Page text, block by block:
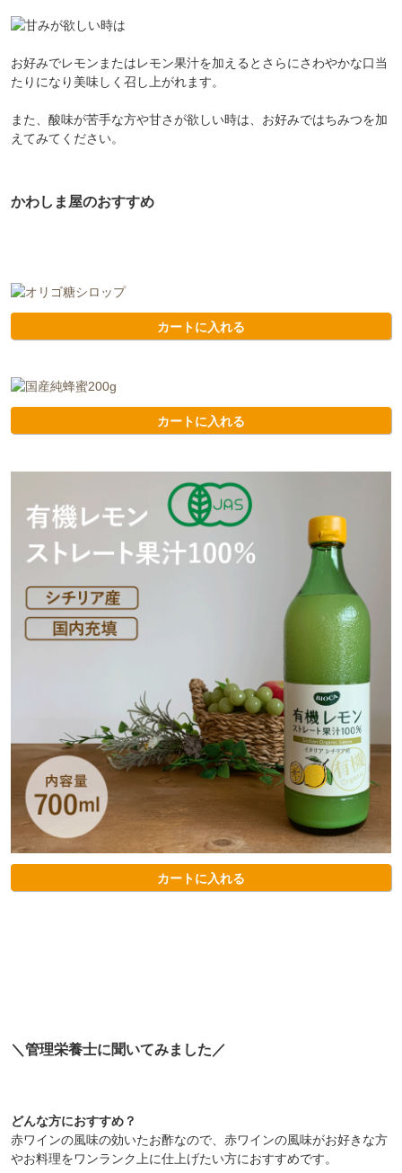
お好みでレモンまたはレモン果汁を加えるとさらにさわやかな口当
たりになり美味しく召し上がれます。
また、酸味が苦手な方や甘さが欲しい時は、お好みではちみつを加
えてみてください。
かわしま屋のおすすめ
カートに入れる
カートに入れる
カートに入れる
＼管理栄養士に聞いてみました／
どんな方におすすめ？
赤ワインの風味の効いたお酢なので、赤ワインの風味がお好きな方
やお料理をワンランク上に仕上げたい方におすすめです。
今すぐ使える
ご用意しました🎁
＼ ご登録の感謝を込めて ／
300円OFF